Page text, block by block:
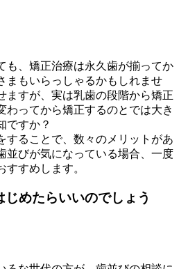
も、矯正治療は永久歯が揃ってか
まもいらっしゃるかもしれませ
ますが、実は乳歯の段階から矯正
わってから矯正するのとでは大き
ですか？
することで、数々のメリットがあ
並びが気になっている場合、一度
すめします。
めたらいいのでしょう